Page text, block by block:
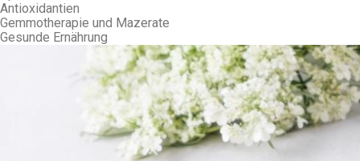
Antioxidantien
Gemmotherapie und Mazerate
Gesunde Ernährung